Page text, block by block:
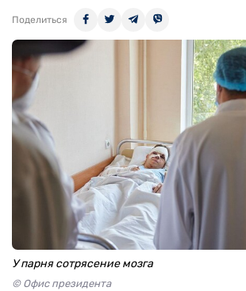
Поделиться
У парня сотрясение мозга
© Офис президента